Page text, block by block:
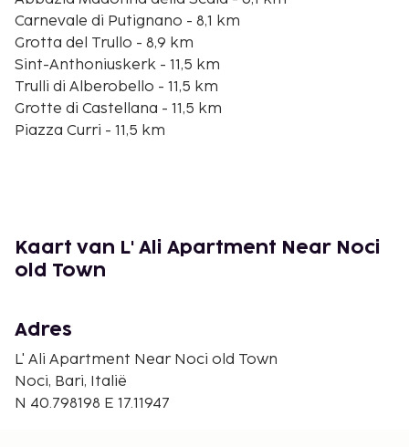
Carnevale di Putignano - 8,1 km
Grotta del Trullo - 8,9 km
Sint-Anthoniuskerk - 11,5 km
Trulli di Alberobello - 11,5 km
Grotte di Castellana - 11,5 km
Piazza Curri - 11,5 km
Osservatorio Astronomico Sirio - 11,6 km
Municipio di Alberobello - 11,7 km
De dichtsbijzijnde luchthaven is Bari (BRI-Karol
Wojtyla) - 66,4 km
Toeslag voor babybed: EUR 3.0 per dag
Kaart van L' Ali Apartment Near Noci
old Town
Adres
L' Ali Apartment Near Noci old Town
Noci, Bari, Italië
N 40.798198 E 17.11947